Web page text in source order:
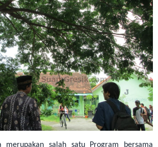
merupakan salah satu Program bersama